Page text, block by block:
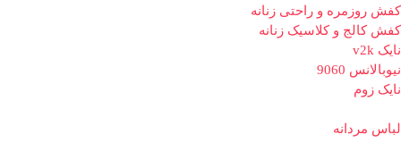
کفش روزمره و راحتی زنانه
کفش کالج و کلاسیک زنانه
نایک v2k
نیوبالانس 9060
نایک زوم
لباس مردانه